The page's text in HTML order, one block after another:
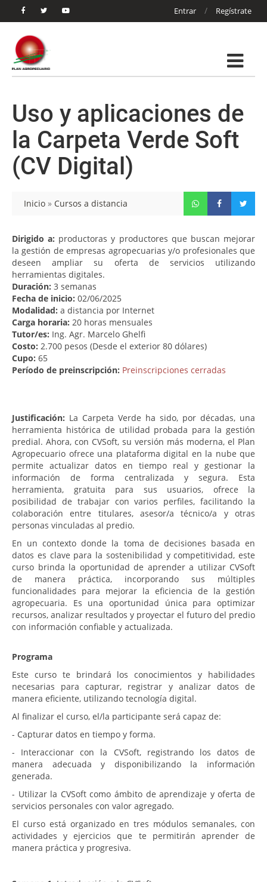
Entrar / Regístrate
Uso y aplicaciones de
la Carpeta Verde Soft
(CV Digital)
Inicio » Cursos a distancia
Dirigido a: productoras y productores que buscan mejorar
la gestión de empresas agropecuarias y/o profesionales que
deseen ampliar su oferta de servicios utilizando
herramientas digitales.
Duración: 3 semanas
Fecha de inicio: 02/06/2025
Modalidad: a distancia por Internet
Carga horaria: 20 horas mensuales
Tutor/es: Ing. Agr. Marcelo Ghelfi
Costo: 2.700 pesos (Desde el exterior 80 dólares)
Cupo: 65
Período de preinscripción: Preinscripciones cerradas
Justificación: La Carpeta Verde ha sido, por décadas, una
herramienta histórica de utilidad probada para la gestión
predial. Ahora, con CVSoft, su versión más moderna, el Plan
Agropecuario ofrece una plataforma digital en la nube que
permite actualizar datos en tiempo real y gestionar la
información de forma centralizada y segura. Esta
herramienta, gratuita para sus usuarios, ofrece la
posibilidad de trabajar con varios perfiles, facilitando la
colaboración entre titulares, asesor/a técnico/a y otras
personas vinculadas al predio.
En un contexto donde la toma de decisiones basada en
datos es clave para la sostenibilidad y competitividad, este
curso brinda la oportunidad de aprender a utilizar CVSoft
de manera práctica, incorporando sus múltiples
funcionalidades para mejorar la eficiencia de la gestión
agropecuaria. Es una oportunidad única para optimizar
recursos, analizar resultados y proyectar el futuro del predio
con información confiable y actualizada.
Programa
Este curso te brindará los conocimientos y habilidades
necesarias para capturar, registrar y analizar datos de
manera eficiente, utilizando tecnología digital.
Al finalizar el curso, el/la participante será capaz de:
- Capturar datos en tiempo y forma.
- Interaccionar con la CVSoft, registrando los datos de
manera adecuada y disponibilizando la información
generada.
- Utilizar la CVSoft como ámbito de aprendizaje y oferta de
servicios personales con valor agregado.
El curso está organizado en tres módulos semanales, con
actividades y ejercicios que te permitirán aprender de
manera práctica y progresiva.